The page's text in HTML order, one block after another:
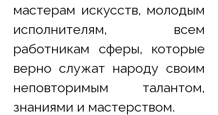
мастерам искусств, молодым
исполнителям, всем
работникам сферы, которые
верно служат народу своим
неповторимым талантом,
знаниями и мастерством.